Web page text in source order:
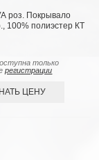
роз. Покрывало
100% полиэстер КТ
только
регистрации
ЦЕНУ